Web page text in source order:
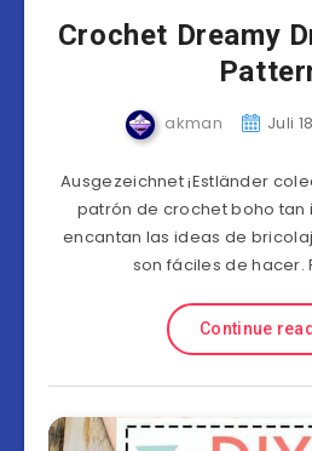
Crochet Dreamy
akman Juli
Ausgezeichnet ¡Estländer
patrón de crochet boho tan
encantan las ideas de
son fáciles de hacer.
Continue